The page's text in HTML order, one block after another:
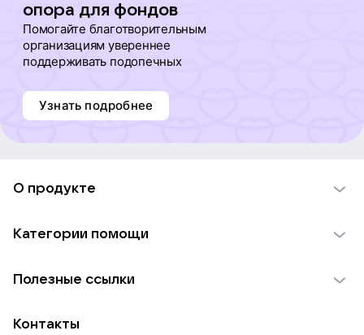
опора для фондов
Помогайте благотворительным
организациям увереннее
поддерживать подопечных
Узнать подробнее
О продукте
Использование материалов
Для НКО
Категории помощи
Пожилым
Полезные ссылки
Контакты